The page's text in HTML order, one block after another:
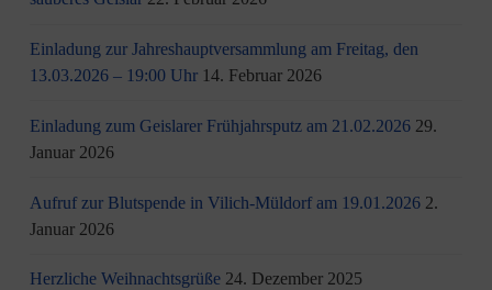
Einladung zur Jahreshauptversammlung am Freitag, den
13.03.2026 – 19:00 Uhr 14. Februar 2026
Einladung zum Geislarer Frühjahrsputz am 21.02.2026 29.
Januar 2026
Aufruf zur Blutspende in Vilich-Müldorf am 19.01.2026 2.
Januar 2026
Herzliche Weihnachtsgrüße 24. Dezember 2025